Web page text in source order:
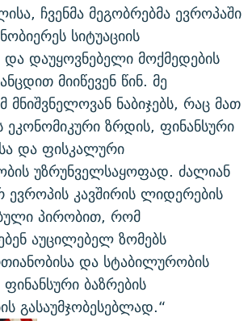
ჩვენმა მეგობრებმა ევროპაში
სიტუაციის
დაუყოვნებელი მოქმედების
მიიწევენ წინ. მე
მნიშვნელოვან ნაბიჯებს, რაც მათ
ეკონომიკური ზრდის, ფინანსური
და ფისკალური
უზრუნველსაყოფად. ძალიან
კავშირის ლიდერების
პირობით, რომ
აუცილებელ ზომებს
და სტაბილურობის
ბაზრების
გასაუმჯობესებლად.“